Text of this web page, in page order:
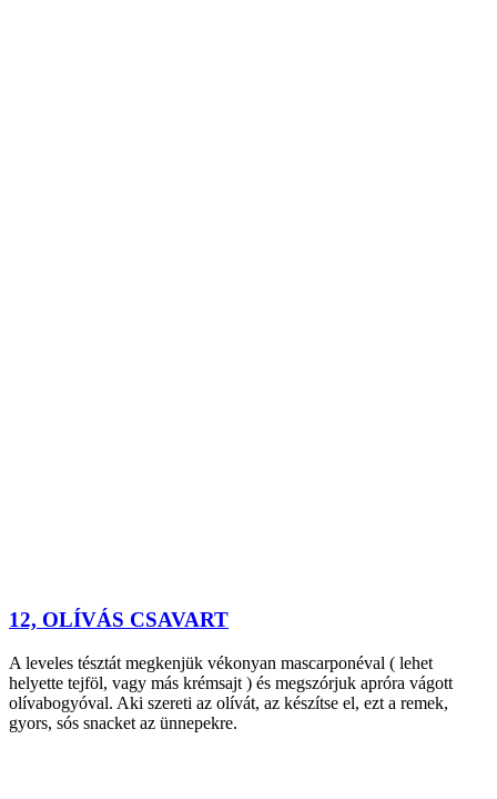
12, OLÍVÁS CSAVART
A leveles tésztát megkenjük vékonyan mascarponéval ( lehet
helyette tejföl, vagy más krémsajt ) és megszórjuk apróra vágott
olívabogyóval. Aki szereti az olívát, az készítse el, ezt a remek,
gyors, sós snacket az ünnepekre.